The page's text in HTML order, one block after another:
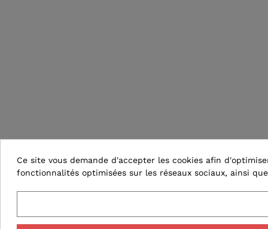
Ce site vous demande d'accepter les cookies afin
fonctionnalités optimisées sur les réseaux sociaux, ainsi